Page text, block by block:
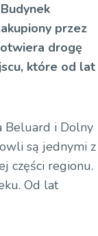
przez
drogę
które od lat
Beluard i Dolny
są jednymi z
części regionu.
Od lat